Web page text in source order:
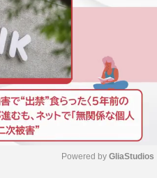
Powered by GliaStudios